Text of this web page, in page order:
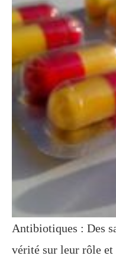
Antibiotiques : Des
vérité sur leur rôle